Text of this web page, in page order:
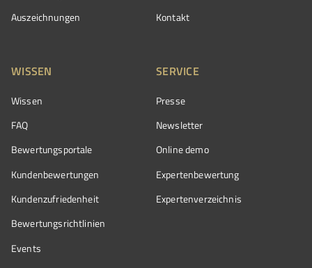
Auszeichnungen
Kontakt
WISSEN
Wissen
FAQ
Bewertungsportale
Kundenbewertungen
Kundenzufriedenheit
Bewertungs­richtlinien
Events
SERVICE
Presse
Newsletter
Online demo
Expertenbewertung
Expertenverzeichnis